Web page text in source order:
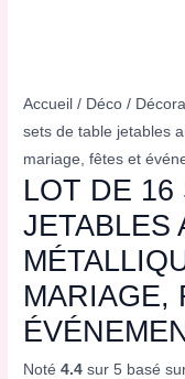
Accueil / Déco /
sets de table jetables
mariage, fêtes et
LOT DE 16
JETABLES
MARIAGE,
Noté4.4 sur 5 basé